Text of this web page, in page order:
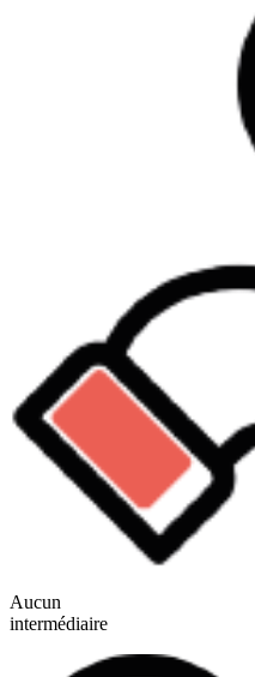
Aucun
intermédiaire